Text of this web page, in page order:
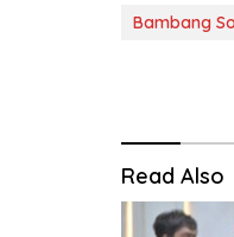
Bambang
Read Also